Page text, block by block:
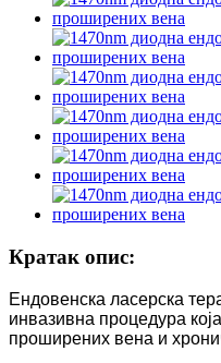
Кратак опис:
Ендовенска ласерска
инвазивна процедура
проширених вена и